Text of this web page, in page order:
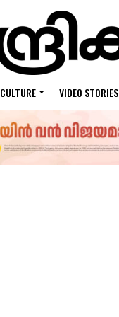
CULTURE VIDEO STORIES